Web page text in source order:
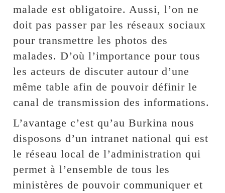
malade est obligatoire. Aussi, l’on ne
doit pas passer par les réseaux sociaux
pour transmettre les photos des
malades. D’où l’importance pour tous
les acteurs de discuter autour d’une
même table afin de pouvoir définir le
canal de transmission des informations.
L’avantage c’est qu’au Burkina nous
disposons d’un intranet national qui est
le réseau local de l’administration qui
permet à l’ensemble de tous les
ministères de pouvoir communiquer et